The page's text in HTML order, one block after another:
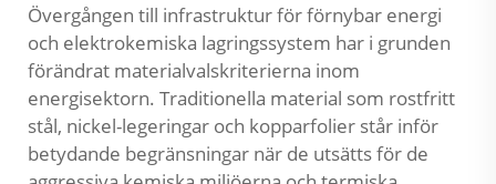
Övergången till infrastruktur för förnybar energi
och elektrokemiska lagringssystem har i grunden
förändrat materialvalskriterierna inom
energisektorn. Traditionella material som rostfritt
stål, nickel-legeringar och kopparfolier står inför
betydande begränsningar när de utsätts för de